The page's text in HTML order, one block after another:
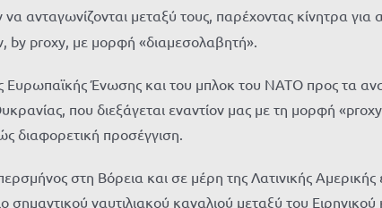
ανταγωνίζονται μεταξύ τους, παρέχοντας κίνητρα
by proxy, με μορφή «διαμεσολαβητή».
Ευρωπαϊκής Ένωσης και του μπλοκ του ΝΑΤΟ προς τα
που διεξάγεται εναντίον μας με τη μορφή
διαφορετική προσέγγιση.
στη Βόρεια και σε μέρη της Λατινικής
σημαντικού ναυτιλιακού καναλιού μεταξύ του